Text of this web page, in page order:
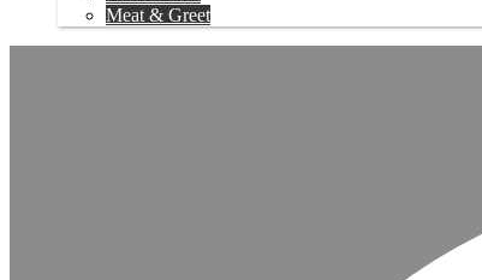
Meat & Greet